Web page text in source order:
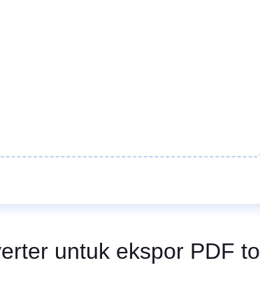
untuk ekspor PDF to